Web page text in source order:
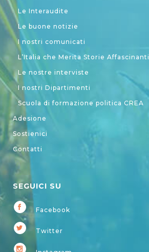
Le Interaudite
Le buone notizie
I nostri comunicati
L’Italia che Merita Storie Affascinanti
Le nostre interviste
I nostri Dipartimenti
Scuola di formazione politica CREA
Adesione
Sostienici
Contatti
SEGUICI SU
Facebook
Twitter